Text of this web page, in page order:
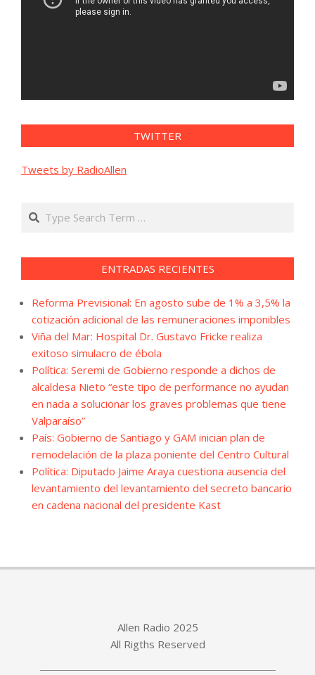
TWITTER
Tweets by RadioAllen
Search
ENTRADAS RECIENTES
Reforma Previsional: En agosto sube de 1% a 3,5% la
cotización adicional de las remuneraciones imponibles
Viña del Mar: Hospital Dr. Gustavo Fricke realiza
exitoso simulacro de ébola
Política: Seremi de Gobierno responde a dichos de
alcaldesa Nieto “este tipo de performance no ayudan
en nada a solucionar los graves problemas que tiene
Valparaíso”
País: Gobierno de Santiago y GAM inician plan de
remodelación de la plaza poniente del Centro Cultural
Política: Diputado Jaime Araya cuestiona ausencia del
levantamiento del levantamiento del secreto bancario
en cadena nacional del presidente Kast
Allen Radio 2025
All Rigths Reserved